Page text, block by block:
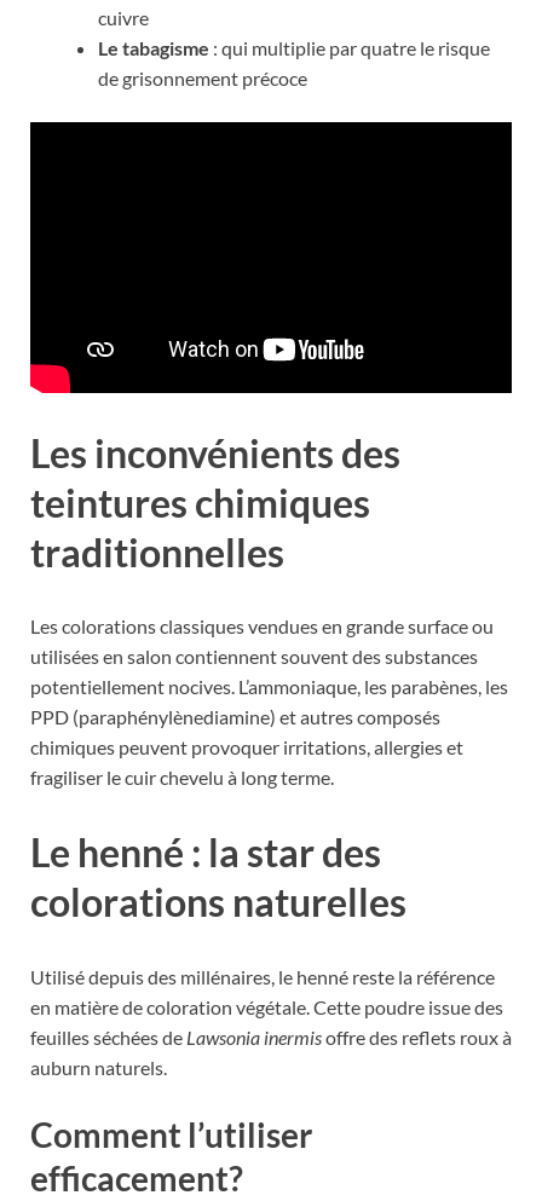
cuivre
Le tabagisme : qui multiplie par quatre le risque
de grisonnement précoce
Les inconvénients des
teintures chimiques
traditionnelles
Les colorations classiques vendues en grande surface ou
utilisées en salon contiennent souvent des substances
potentiellement nocives. L’ammoniaque, les parabènes, les
PPD (paraphénylènediamine) et autres composés
chimiques peuvent provoquer irritations, allergies et
fragiliser le cuir chevelu à long terme.
Le henné : la star des
colorations naturelles
Utilisé depuis des millénaires, le henné reste la référence
en matière de coloration végétale. Cette poudre issue des
feuilles séchées de Lawsonia inermisoffre des reflets roux à
auburn naturels.
Comment l’utiliser
efficacement?